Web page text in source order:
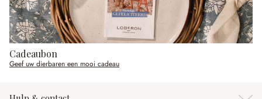
Cadeaubon
Geef uw dierbaren een mooi cadeau